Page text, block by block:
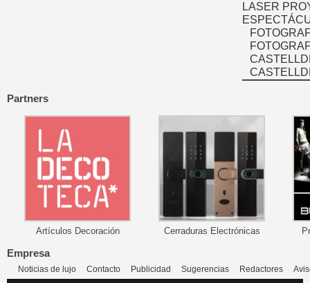
LASER
Partners
Artículos Decoración Cerraduras Electrónicas
Empresa
Noticias de lujo Contacto Publicidad Sugerencias Redactores